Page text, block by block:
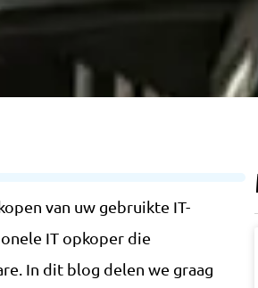
van uw gebruikte IT-
IT opkoper die
In dit blog delen we graag